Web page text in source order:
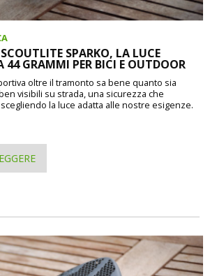
SPARKO, LA LUCE
44 GRAMMI PER BICI E OUTDOOR
oltre il tramonto sa bene quanto sia
visibili su strada, una sicurezza che
la luce adatta alle nostre esigenze.